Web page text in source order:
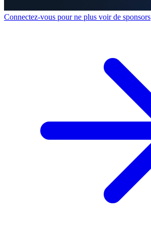
Connectez-vous pour ne plus voir de sponsors